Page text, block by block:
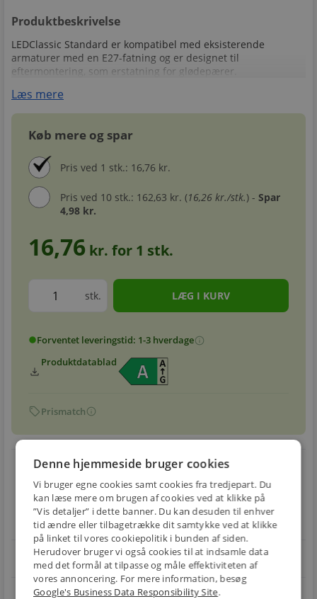
Produktbeskrivelse
LEDClassic Standard er kompatibel med eksisterende
armaturer med en E27-fatning og er designet til
eftermontering, som erstatning for glødepærer.
Læs mere
Køb mere og spar
Pris ved 1 stk.: 16,76 kr.
Pris ved 10 stk.: 162,63 kr. (16,26 kr./stk.) - Spar
4,98 kr.
16,76 kr. for 1 stk.
stk.
circleForventet leveringstid: 1-3 hverdageinfo
download
Produktdatablad
sellPrismatchinfo
E-MÆRKET
Handle trygt hos
os
local_shipping
BILLIG
FRAGT
Fra 49,00 kr.
restart_alt
30 DAGES
RETUR
Nem returnering
star4.1 på Trustpilot 11,691 anmeldelser
Denne hjemmeside bruger cookies
Vi bruger egne cookies samt cookies fra tredjepart. Du
kan læse mere om brugen af cookies ved at klikke på
”Vis detaljer” i dette banner. Du kan desuden til enhver
tid ændre eller tilbagetrække dit samtykke ved at klikke
på linket til vores cookiepolitik i bunden af siden.
Herudover bruger vi også cookies til at indsamle data
med det formål at tilpasse og måle effektiviteten af
vores annoncering. For mere information, besøg
Google's Business Data Responsibility Site.